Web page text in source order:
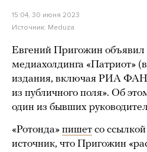
15:04, 30 июня 2023
Источник: Meduza
Евгений Пригожин объявил
медиахолдинга «Патриот»
издания, включая РИА
из публичного поля». Об
один из бывших
«Ротонда» пишет со
источник, что Пригожин